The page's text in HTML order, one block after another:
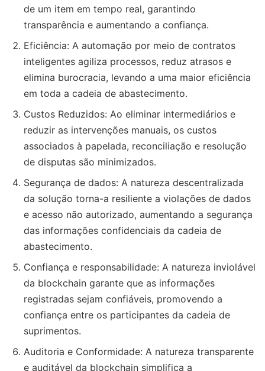
de um item em tempo real, garantindo
transparência e aumentando a confiança.
Eficiência: A automação por meio de contratos
inteligentes agiliza processos, reduz atrasos e
elimina burocracia, levando a uma maior eficiência
em toda a cadeia de abastecimento.
Custos Reduzidos: Ao eliminar intermediários e
reduzir as intervenções manuais, os custos
associados à papelada, reconciliação e resolução
de disputas são minimizados.
Segurança de dados: A natureza descentralizada
da solução torna-a resiliente a violações de dados
e acesso não autorizado, aumentando a segurança
das informações confidenciais da cadeia de
abastecimento.
Confiança e responsabilidade: A natureza inviolável
da blockchain garante que as informações
registradas sejam confiáveis, promovendo a
confiança entre os participantes da cadeia de
suprimentos.
Auditoria e Conformidade: A natureza transparente
e auditável da blockchain simplifica a